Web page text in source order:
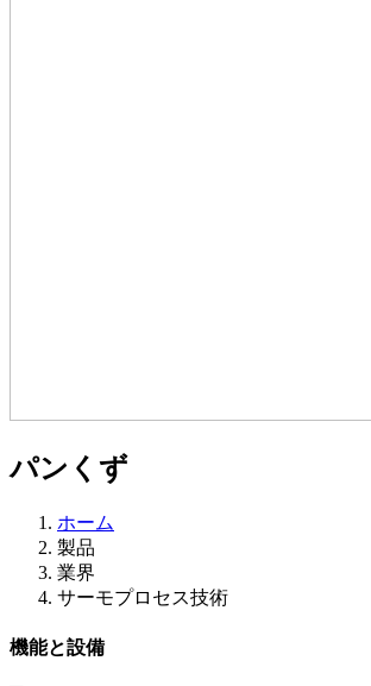
パンくず
ホーム
製品
業界
サーモプロセス技術
機能と設備